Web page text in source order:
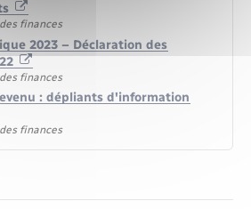
finances
2023 – Déclaration des
finances
: dépliants d'information
finances